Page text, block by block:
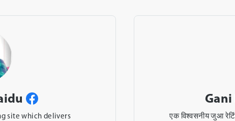
G
को ईमानदार और
This is a good